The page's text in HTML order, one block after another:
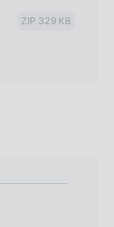
ZIP 329 KB